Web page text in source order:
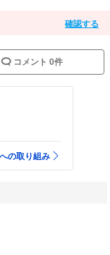
確認する
コメント 0件
の取り組み